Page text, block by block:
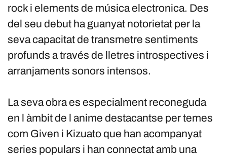
rock i elements de música electronica. Des
del seu debut ha guanyat notorietat per la
seva capacitat de transmetre sentiments
profunds a través de lletres introspectives i
arranjaments sonors intensos.
La seva obra es especialment reconeguda
en l àmbit de l anime destacantse per temes
com Given i Kizuato que han acompanyat
series populars i han connectat amb una